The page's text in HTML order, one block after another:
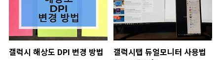
갤럭시 해상도 DPI 변경 방법
갤럭시탭 듀얼모니터 사용법